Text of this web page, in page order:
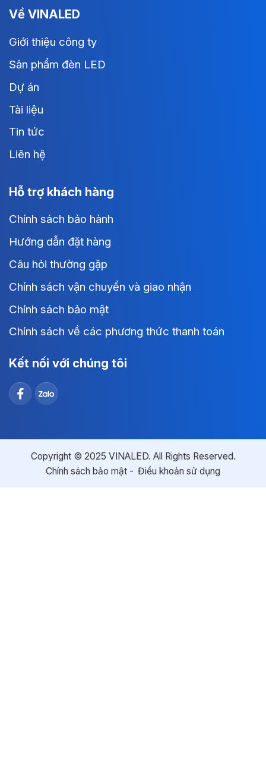
Về VINALED
Giới thiệu công ty
Sản phẩm đèn LED
Dự án
Tài liệu
Tin tức
Liên hệ
Hỗ trợ khách hàng
Chính sách bảo hành
Hướng dẫn đặt hàng
Câu hỏi thường gặp
Chính sách vận chuyển và giao nhận
Chính sách bảo mật
Chính sách về các phương thức thanh toán
Kết nối với chúng tôi
Copyright © 2025 VINALED. All Rights Reserved.
Chính sách bảo mật
Điều khoản sử dụng